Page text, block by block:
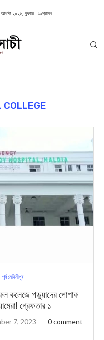
২০২৬, বুধবার– ১৯শ্রাবণ...
COLLEGE
পূর্ব মেদিনীপুর
কলেজে পড়ুয়াদের পোশাক
গ্রেফতার ১
7, 2023 0 comment